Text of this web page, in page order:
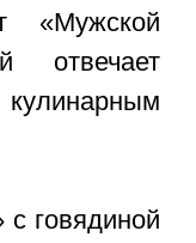
«Мужской
отвечает
говядиной